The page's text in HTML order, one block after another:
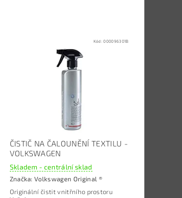
Kód:000096301B
ČISTIČ NA ČALOUNĚNÍ TEXTILU -
VOLKSWAGEN
Skladem - centrální sklad
Značka:Volkswagen Original ®
Originální čistit vnitřního prostoru